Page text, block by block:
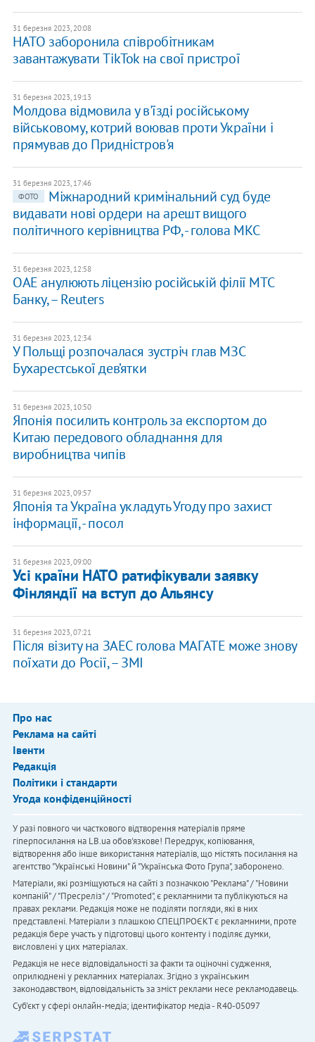
31 березня 2023, 20:08
НАТО заборонила співробітникам
завантажувати TikTok на свої пристрої
31 березня 2023, 19:13
Молдова відмовила у в'їзді російському
військовому, котрий воював проти України і
прямував до Придністров'я
31 березня 2023, 17:46
ФОТО
Міжнародний кримінальний суд буде
видавати нові ордери на арешт вищого
політичного керівництва РФ, - голова МКС
31 березня 2023, 12:58
ОАЕ анулюють ліцензію російській філії МТС
Банку, – Reuters
31 березня 2023, 12:34
У Польщі розпочалася зустріч глав МЗС
Бухарестської дев’ятки
31 березня 2023, 10:50
Японія посилить контроль за експортом до
Китаю передового обладнання для
виробництва чипів
31 березня 2023, 09:57
Японія та Україна укладуть Угоду про захист
інформації, - посол
31 березня 2023, 09:00
Усі країни НАТО ратифікували заявку
Фінляндії на вступ до Альянсу
31 березня 2023, 07:21
Після візиту на ЗАЕС голова МАГАТЕ може знову
поїхати до Росії, – ЗМІ
Про нас
Реклама на сайті
Івенти
Редакція
Політики і стандарти
Угода конфіденційності
У разі повного чи часткового відтворення матеріалів пряме
гіперпосилання на LB.ua обов'язкове! Передрук, копіювання,
відтворення або інше використання матеріалів, що містять посилання на
агентство "Українськi Новини" й "Українська Фото Група", заборонено.
Матеріали, які розміщуються на сайті з позначкою "Реклама" / "Новини
компаній" / "Пресреліз" / "Promoted", є рекламними та публікуються на
правах реклами. Редакція може не поділяти погляди, які в них
представлені. Матеріали з плашкою СПЕЦПРОЄКТ є рекламними, проте
редакція бере участь у підготовці цього контенту і поділяє думки,
висловлені у цих матеріалах.
Редакція не несе відповідальності за факти та оціночні судження,
оприлюднені у рекламних матеріалах. Згідно з українським
законодавством, відповідальність за зміст реклами несе рекламодавець.
Cуб'єкт у сфері онлайн-медіа; ідентифікатор медіа - R40-05097